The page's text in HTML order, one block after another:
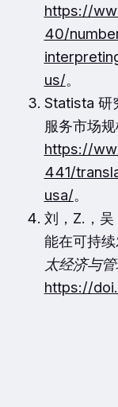
https://
40/
us/。
Statista 研
服务市场
https://
441/
usa/。
刘，Z.，
能在可持续
太经济与管
https://